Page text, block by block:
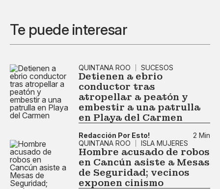
Te puede interesar
QUINTANA ROO SUCESOS
Detienen a ebrio
conductor tras
atropellar a peatón y
embestir a una patrulla
en Playa del Carmen
Redacción Por Esto!
2 Min
QUINTANA ROO
ISLA MUJERES
Hombre acusado de robos
en Cancún asiste a Mesas
de Seguridad; vecinos
exponen cinismo